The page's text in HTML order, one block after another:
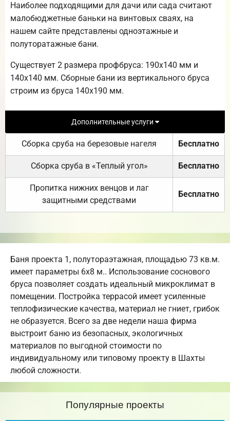
Наиболее подходящими для дачи или сада считают
малобюджетные баньки на винтовых сваях, на
нашем сайте представлены одноэтажные и
полуторатажные бани.
Существует 2 размера профбруса: 190х140 мм и
140х140 мм. Сборные бани из вертикального бруса
строим из бруса 140х190 мм.
Дополнительные услуги
Сборка сруба на березовые нагеля Бесплатно
Сборка сруба в «Теплый угол» Бесплатно
Пропитка нижних венцов и лаг
защитными средствами
Бесплатно
Баня проекта 1, полутораэтажная, площадью 73 кв.м.
имеет параметры 6х8 м.. Использование соснового
бруса позволяет создать идеальный микроклимат в
помещении. Постройка террасой имеет усиленные
теплофизические качества, материал не гниет, грибок
не образуется. Всего за две недели наша фирма
выстроит баню из безопасных, экологичных
материалов по выгодной стоимости по
индивидуальному или типовому проекту в Шахты
любой сложности.
Популярные проекты